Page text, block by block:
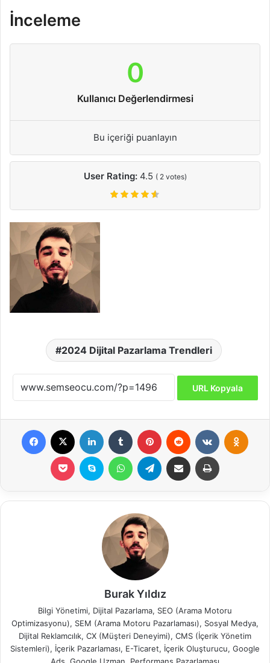
İnceleme
0
Kullanıcı Değerlendirmesi
Bu içeriği puanlayın
User Rating: 4.5 ( 2votes)
2024 Dijital Pazarlama Trendleri
URL Kopyala
Burak Yıldız
Bilgi Yönetimi, Dijital Pazarlama, SEO (Arama Motoru
Optimizasyonu), SEM (Arama Motoru Pazarlaması), Sosyal Medya,
Dijital Reklamcılık, CX (Müşteri Deneyimi), CMS (İçerik Yönetim
Sistemleri), İçerik Pazarlaması, E-Ticaret, İçerik Oluşturucu, Google
Ads, Google Uzman, Performans Pazarlaması